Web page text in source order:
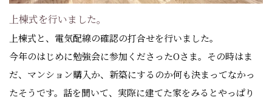
上棟式を行いました。
上棟式と、電気配線の確認の打合せを行いました。
今年のはじめに勉強会に参加くださったOさま。その時はま
だ、マンション購入か、新築にするのか何も決まってなかっ
たそうです。話を聞いて、実際に建てた家をみるとやっぱり